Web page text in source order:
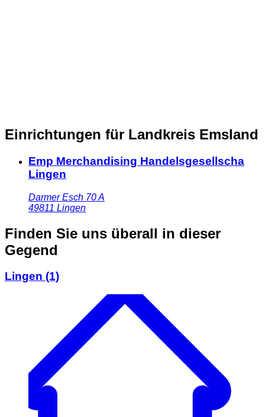
Einrichtungen für Landkreis Emsland
Emp Merchandising Handelsgesellscha
Lingen
Darmer Esch 70 A
49811 Lingen
Finden Sie uns überall in dieser
Gegend
Lingen (1)